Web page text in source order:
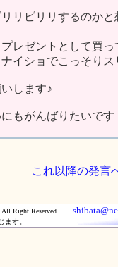
リビリリするのか
レゼントとして買
イショでこっそり
します♪
もがんばりたいです
これ以降の発言
All Right Reserved.
ます。